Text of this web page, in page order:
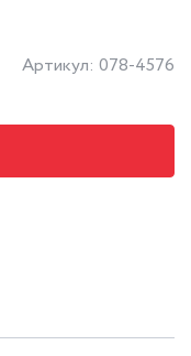
Артикул: 078-4576